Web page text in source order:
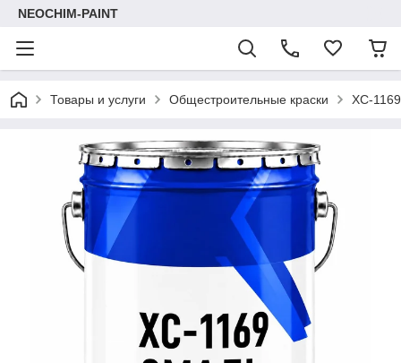
NEOCHIM-PAINT
Товары и услуги Общестроительные краски ХС-